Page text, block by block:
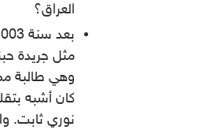
العراق؟
مثل جريدة
وهي طالبة
كان أشبه
نوري ثابت.